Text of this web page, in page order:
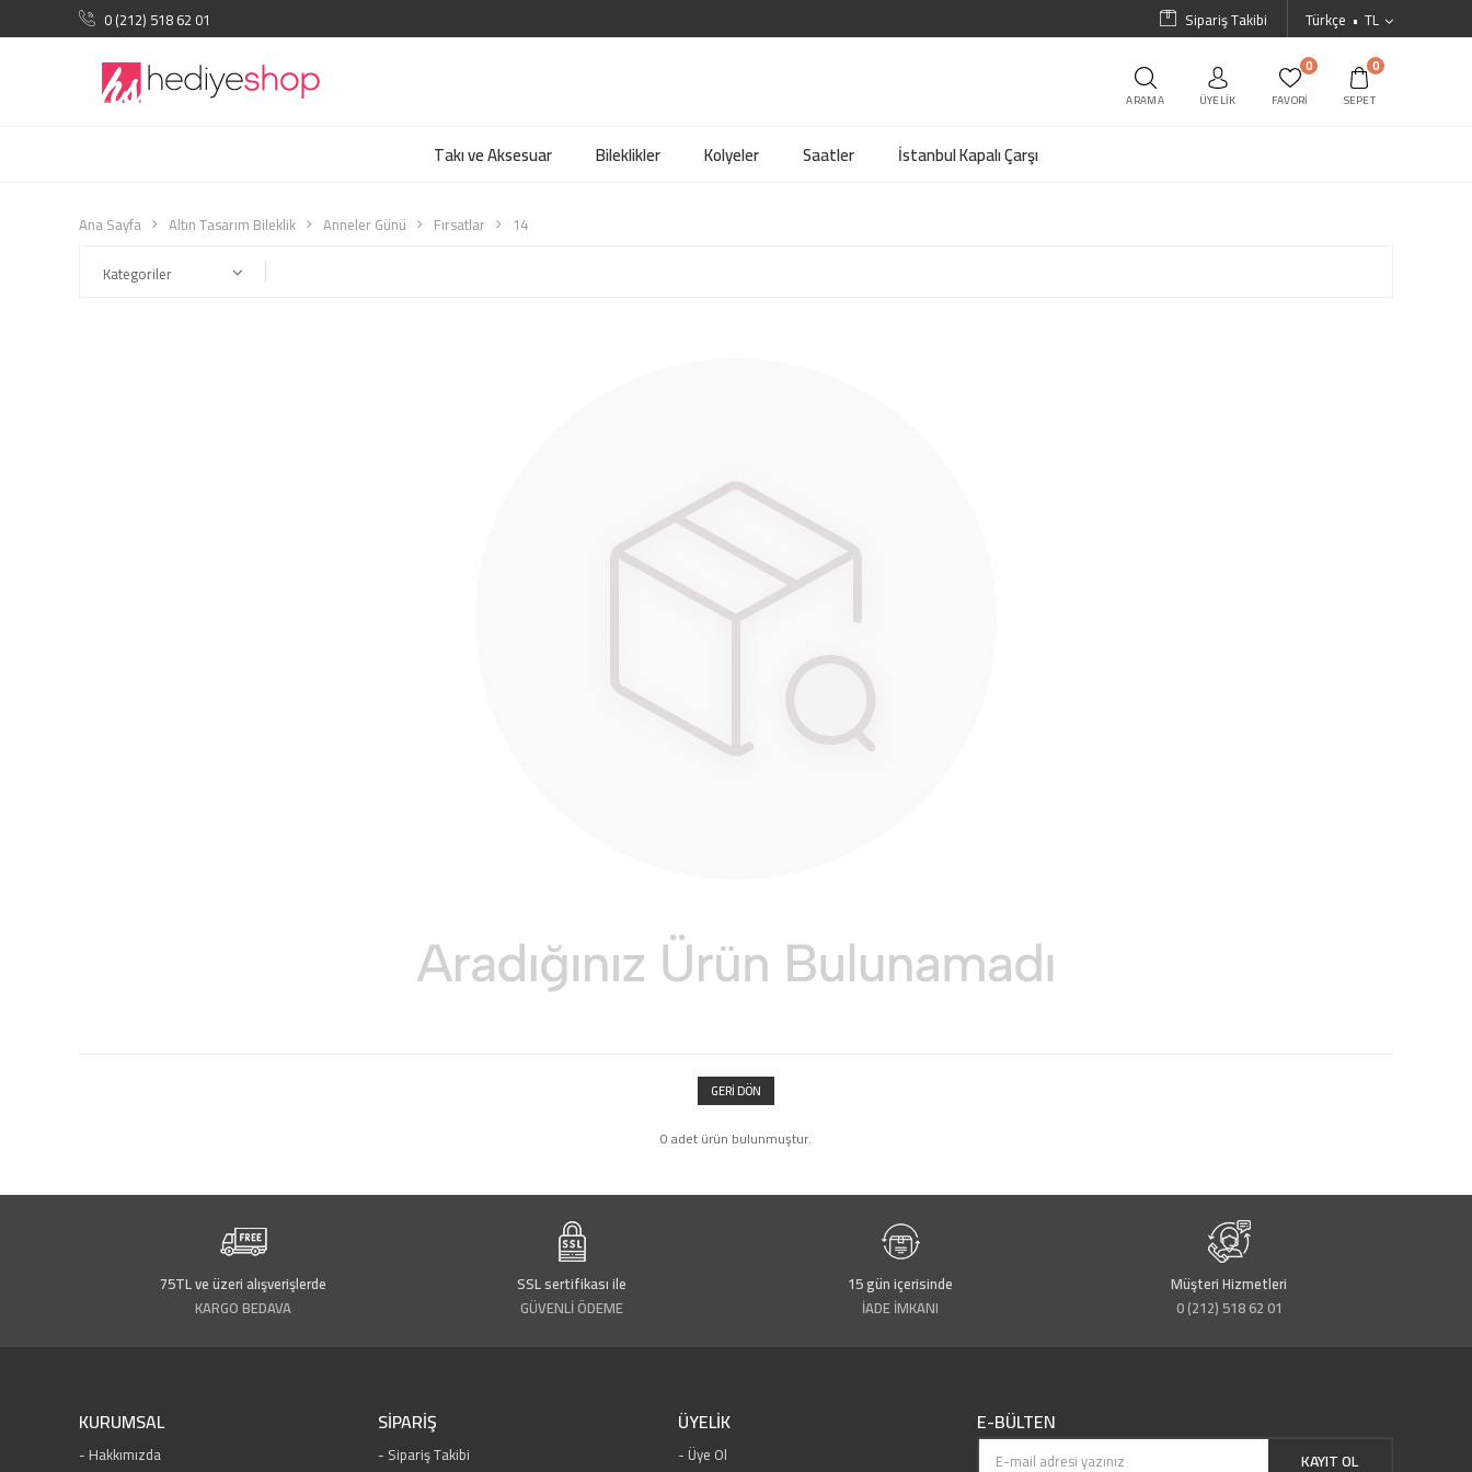
0 (212) 518 62 01 Türkçe TL
Sipariş Takibi
ARAMA ÜYELIK
0
FAVORI
0
SEPET
Takı ve Aksesuar Bileklikler Kolyeler Saatler İstanbul Kapalı Çarşı
Ana Sayfa Altın Tasarım Bileklik Anneler Günü Fırsatlar
14
Kategoriler
GERI DÖN
0 adet ürün bulunmuştur.
75TL ve üzeri alışverişlerde
KARGO BEDAVA
SSL sertifikası ile
GÜVENLİ ÖDEME
15 gün içerisinde
İADE İMKANI
Müşteri Hizmetleri
0 (212) 518 62 01
KURUMSAL
Hakkımızda
SİPARİŞ
Sipariş Takibi
ÜYELİK
Üye Ol
E-BÜLTEN
KAYIT OL